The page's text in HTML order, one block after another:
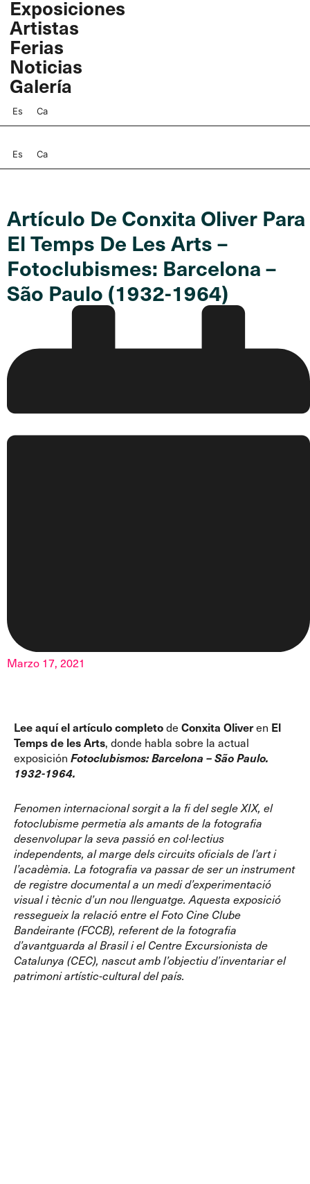
contenido
Exposiciones
Artistas
Ferias
Noticias
Galería
Es Ca
Es Ca
Artículo De Conxita Oliver Para
El Temps De Les Arts –
Fotoclubismes: Barcelona –
São Paulo (1932-1964)
Marzo 17, 2021
Lee aquí el artículo completode Conxita Oliveren El
Temps de les Arts, donde habla sobre la actual
exposición Fotoclubismos: Barcelona – São Paulo.
1932-1964.
Fenomen internacional sorgit a la fi del segle XIX, el
fotoclubisme permetia als amants de la fotografia
desenvolupar la seva passió en col·lectius
independents, al marge dels circuits oficials de l’art i
l’acadèmia. La fotografia va passar de ser un instrument
de registre documental a un medi d’experimentació
visual i tècnic d’un nou llenguatge. Aquesta exposició
ressegueix la relació entre el Foto Cine Clube
Bandeirante (FCCB), referent de la fotografia
d’avantguarda al Brasil i el Centre Excursionista de
Catalunya (CEC), nascut amb l’objectiu d’inventariar el
patrimoni artístic-cultural del país.